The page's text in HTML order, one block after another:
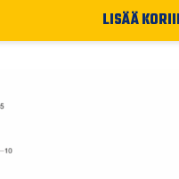
LISÄÄ